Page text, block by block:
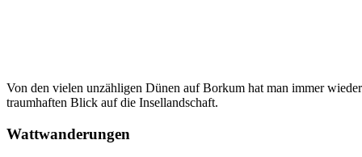
Von den vielen unzähligen Dünen auf Borkum hat man immer
traumhaften Blick auf die Insellandschaft.
Wattwanderungen